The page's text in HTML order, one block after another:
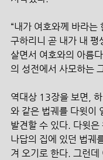
“내가 여호와께 바라는
구하리니 곧 내가 내 평
살면서 여호와의 아름
의 성전에서 사모하는
역대상 13장을 보면,
와 같은 법궤를 다윗이
발견할 수 있다. 다윗은
나답의 집에 있던 법궤
겨 오기로 한다. 그런데